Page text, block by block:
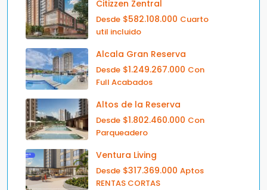
Citizzen Zentral
Desde $582.108.000 Cuarto
util incluido
Alcala Gran Reserva
Desde $1.249.267.000 Con
Full Acabados
Altos de la Reserva
Desde $1.802.460.000 Con
Parqueadero
Ventura Living
Desde $317.369.000 Aptos
RENTAS CORTAS